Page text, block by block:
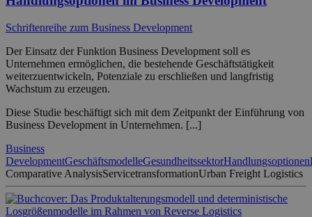
Schriftenreihe zum Business Development
Der Einsatz der Funktion Business Development soll es
Unternehmen ermöglichen, die bestehende Geschäftstätigkeit
weiterzuentwickeln, Potenziale zu erschließen und langfristig
Wachstum zu erzeugen.
Diese Studie beschäftigt sich mit dem Zeitpunkt der Einführung von
Business Development in Unternehmen. [...]
Business
DevelopmentGeschäftsmodelleGesundheitssektorHandlungsoptionen
Comparative AnalysisServicetransformationUrban Freight Logistics